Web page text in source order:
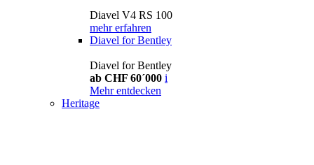
Diavel V4 RS 100
mehr erfahren
Diavel for Bentley
Diavel for Bentley
ab CHF 60´000 i
Mehr entdecken
Heritage